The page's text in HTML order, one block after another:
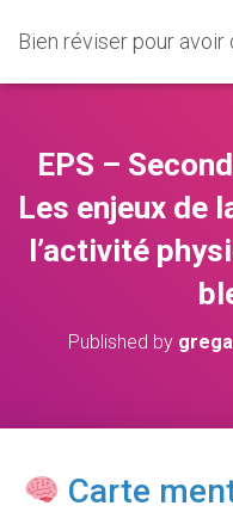
Bien réviser pour
EPS –
Les enjeux de
l’activité
Published by
Carte